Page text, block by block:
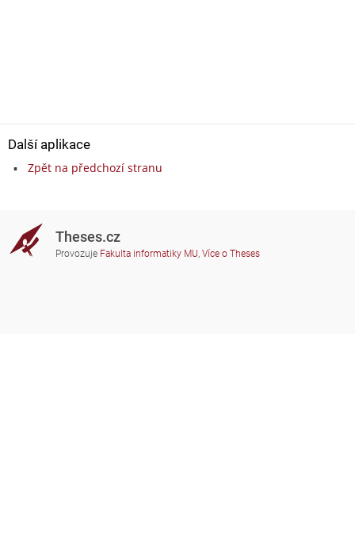
Další aplikace
Zpět na předchozí stranu
Theses.cz
Provozuje Fakulta informatiky MU, Více o Theses